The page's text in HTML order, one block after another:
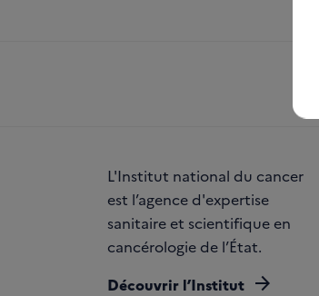
L'Institut national du cancer
est l’agence d'expertise
sanitaire et scientifique en
cancérologie de l’État.
Découvrir l’Institut arrow_forward